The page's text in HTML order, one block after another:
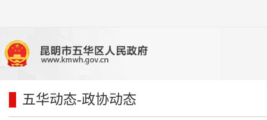
五华动态-政协动态